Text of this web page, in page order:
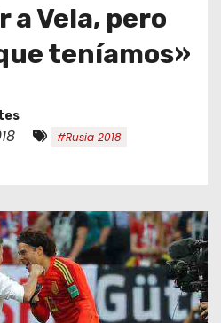
a Vela, pero
teníamos»
#Rusia 2018